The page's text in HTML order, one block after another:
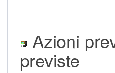
Azioni
previste